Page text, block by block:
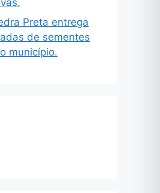
Preta entrega
de sementes
município.